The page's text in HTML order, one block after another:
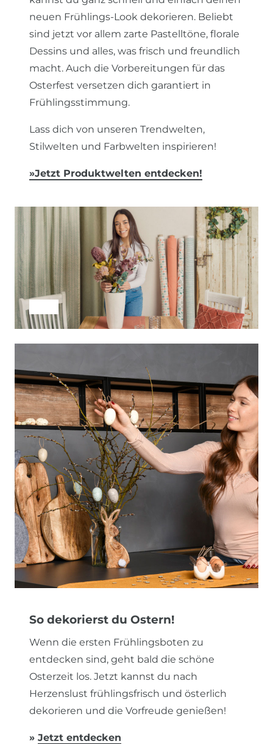
neuen Frühlings-Look dekorieren. Beliebt
sind jetzt vor allem zarte Pastelltöne, florale
Dessins und alles, was frisch und freundlich
macht. Auch die Vorbereitungen für das
Osterfest versetzen dich garantiert in
Frühlingsstimmung.
Lass dich von unseren Trendwelten,
Stilwelten und Farbwelten inspirieren!
»Jetzt Produktwelten entdecken!
So dekorierst du Ostern!
Wenn die ersten Frühlingsboten zu
entdecken sind, geht bald die schöne
Osterzeit los. Jetzt kannst du nach
Herzenslust frühlingsfrisch und österlich
dekorieren und die Vorfreude genießen!
» Jetzt entdecken